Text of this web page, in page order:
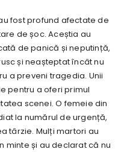
fost profund afectate de
de șoc. Aceștia au
de panică și neputință,
și neașteptat încât nu
a preveni tragedia. Unii
pentru a oferi primul
scenei. O femeie din
la numărul de urgență,
târzie. Mulți martori au
minte și au declarat că nu